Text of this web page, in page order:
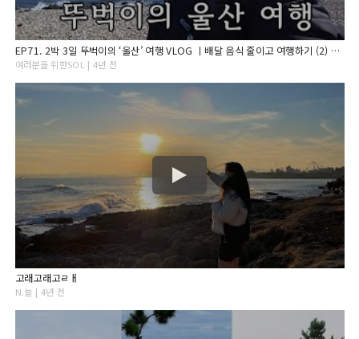
EP71. 2박 3일 뚜벅이의 ‘울산’ 여행 VLOG ㅣ배달 음식 줄이고 여행하기 (2) #울산여행 #출렁다리 #뚜벅이
여러분을 위한SOL | 4년 전
고래고래고ㄹㅐ
N.늘 | 4년 전